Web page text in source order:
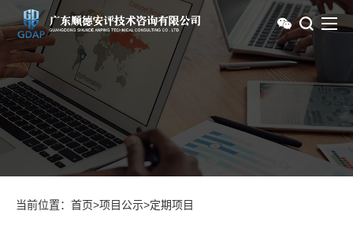
当前位置： 首页>项目公示>定期项目